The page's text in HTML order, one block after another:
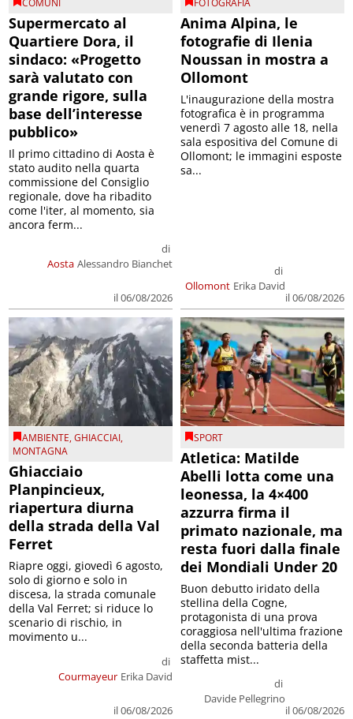
Supermercato al
Quartiere Dora, il
sindaco: «Progetto
sarà valutato con
grande rigore, sulla
base dell’interesse
pubblico»
Aosta
di
Alessandro Bianchet
il 06/08/2026
Il primo cittadino di Aosta è
stato audito nella quarta
commissione del Consiglio
regionale, dove ha ribadito
come l'iter, al momento, sia
ancora ferm...
Anima Alpina, le
fotografie di Ilenia
Noussan in mostra a
Ollomont
Ollomont
di
Erika David
il 06/08/2026
L'inaugurazione della mostra
fotografica è in programma
venerdì 7 agosto alle 18, nella
sala espositiva del Comune di
Ollomont; le immagini esposte
sa...
AMBIENTE,GHIACCIAI,
MONTAGNA
Ghiacciaio
Planpincieux,
riapertura diurna
della strada della Val
Ferret
Courmayeur
di
Erika David
il 06/08/2026
Riapre oggi, giovedì 6 agosto,
solo di giorno e solo in
discesa, la strada comunale
della Val Ferret; si riduce lo
scenario di rischio, in
movimento u...
SPORT
Atletica: Matilde
Abelli lotta come una
leonessa, la 4×400
azzurra firma il
primato nazionale, ma
resta fuori dalla finale
dei Mondiali Under 20
di
Davide Pellegrino
il 06/08/2026
Buon debutto iridato della
stellina della Cogne,
protagonista di una prova
coraggiosa nell'ultima frazione
della seconda batteria della
staffetta mist...